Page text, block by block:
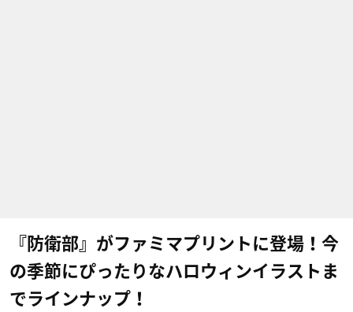
『防衛部』がファミマプリントに登場！今
の季節にぴったりなハロウィンイラストま
でラインナップ！